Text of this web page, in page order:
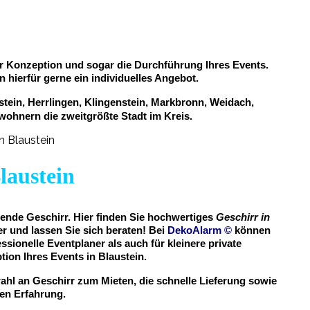
und sogar die Durchführung Ihres Events.
hierfür gerne ein individuelles Angebot.
Herrlingen, Klingenstein, Markbronn, Weidach,
die zweitgrößte Stadt im Kreis.
Geschirr. Hier finden Sie hochwertiges Geschirr in
und lassen Sie sich beraten! Bei DekoAlarm © können
Eventplaner als auch für kleinere private
Ihres Events in Blaustein.
an Geschirr zum Mieten, die schnelle Lieferung sowie
Erfahrung.